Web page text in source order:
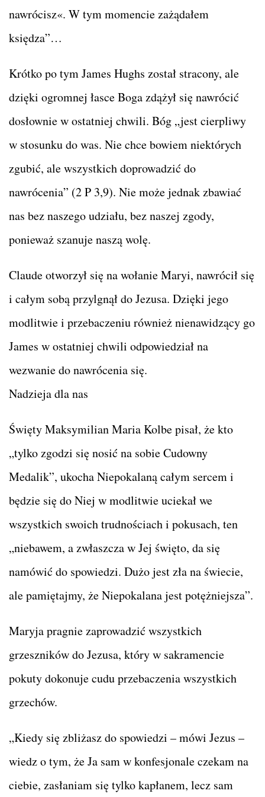
nawrócisz«. W tym momencie zażądałem
księdza”…
Krótko po tym James Hughs został stracony, ale
dzięki ogromnej łasce Boga zdążył się nawrócić
dosłownie w ostatniej chwili. Bóg „jest cierpliwy
w stosunku do was. Nie chce bowiem niektórych
zgubić, ale wszystkich doprowadzić do
nawrócenia” (2 P 3,9). Nie może jednak zbawiać
nas bez naszego udziału, bez naszej zgody,
ponieważ szanuje naszą wolę.
Claude otworzył się na wołanie Maryi, nawrócił się
i całym sobą przylgnął do Jezusa. Dzięki jego
modlitwie i przebaczeniu również nienawidzący go
James w ostatniej chwili odpowiedział na
wezwanie do nawrócenia się.
Nadzieja dla nas
Święty Maksymilian Maria Kolbe pisał, że kto
„tylko zgodzi się nosić na sobie Cudowny
Medalik”, ukocha Niepokalaną całym sercem i
będzie się do Niej w modlitwie uciekał we
wszystkich swoich trudnościach i pokusach, ten
„niebawem, a zwłaszcza w Jej święto, da się
namówić do spowiedzi. Dużo jest zła na świecie,
ale pamiętajmy, że Niepokalana jest potężniejsza”.
Maryja pragnie zaprowadzić wszystkich
grzeszników do Jezusa, który w sakramencie
pokuty dokonuje cudu przebaczenia wszystkich
grzechów.
„Kiedy się zbliżasz do spowiedzi – mówi Jezus –
wiedz o tym, że Ja sam w konfesjonale czekam na
ciebie, zasłaniam się tylko kapłanem, lecz sam